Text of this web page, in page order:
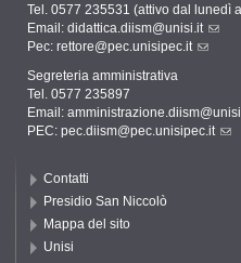
Tel. 0577 235531 (attivo dal lunedì
Email: didattica.diism@unisi.it
Pec: rettore@pec.unisipec.it
Segreteria amministrativa
Tel. 0577 235897
Email:
PEC: pec.diism@pec.unisipec.it
Contatti
Presidio San Niccolò
Mappa del sito
Unisi